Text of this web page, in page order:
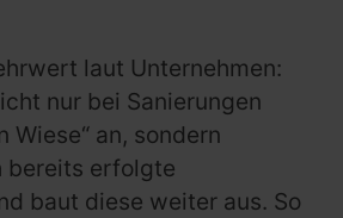
laut Unternehmen:
nur bei Sanierungen
Wiese“ an, sondern
bereits erfolgte
baut diese weiter aus. So